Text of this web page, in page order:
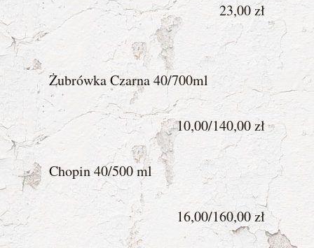
23,00 zł
Żubrówka Czarna 40/700ml
10,00/140,00 zł
Chopin 40/500 ml
16,00/160,00 zł